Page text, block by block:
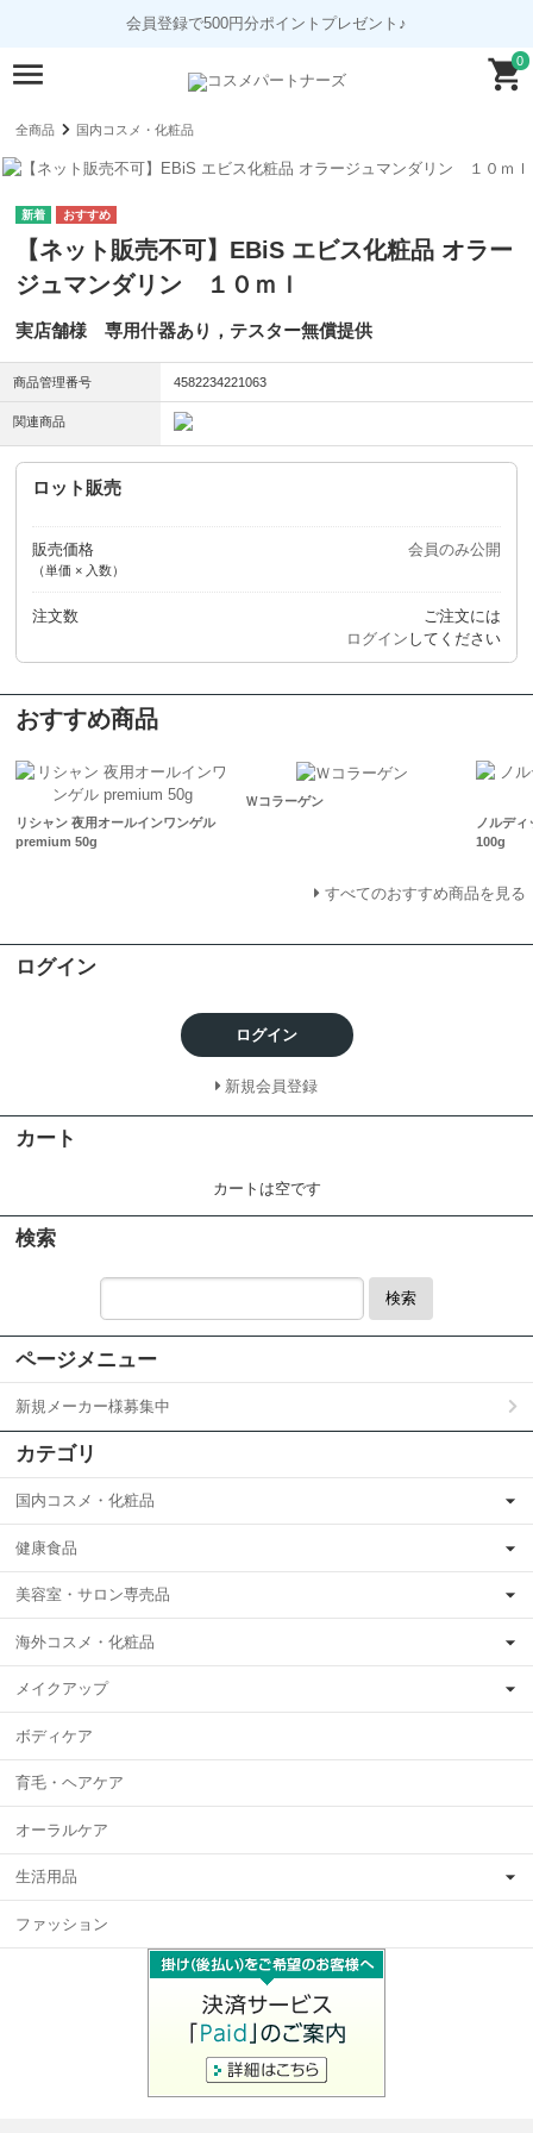
会員登録で500円分ポイントプレゼント♪
0
全商品 国内コスメ・化粧品
【ネット販売不可】EBiS エビス化粧品 オラー
ジュマンダリン １０ｍｌ
実店舗様 専用什器あり，テスター無償提供
商品管理番号 4582234221063
関連商品
ロット販売
販売価格
（単価 × 入数）
会員のみ公開
注文数
ご注文には
ログイン してください
おすすめ商品
リシャン 夜用オールインワンゲル
premium 50g
Ｗコラーゲン
ノルデ
100g
すべてのおすすめ商品を見る
ログイン
ログイン
新規会員登録
カート
カートは空です
検索
検索
ページメニュー
新規メーカー様募集中
カテゴリ
国内コスメ・化粧品
健康食品
美容室・サロン専売品
海外コスメ・化粧品
メイクアップ
ボディケア
育毛・ヘアケア
オーラルケア
生活用品
ファッション